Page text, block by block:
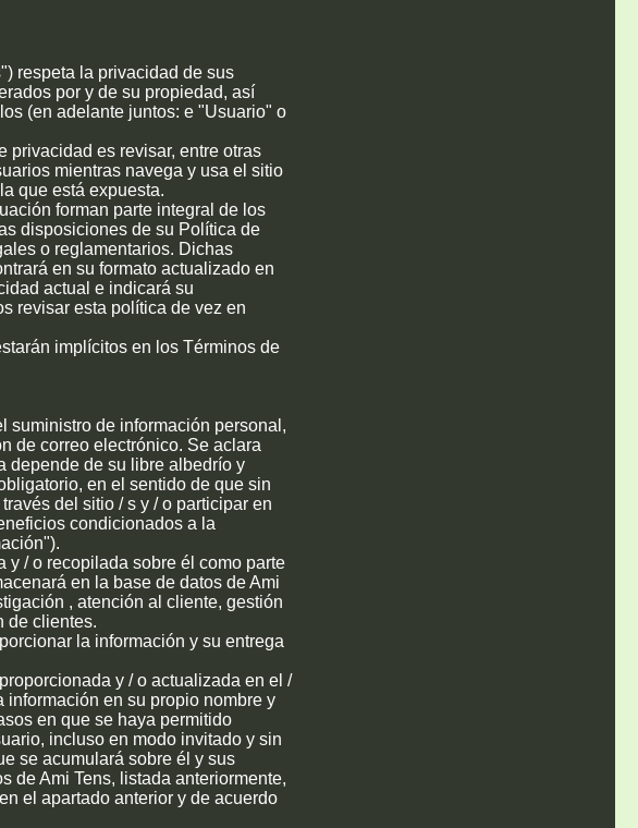
respeta la privacidad de sus
por y de su propiedad, así
(en adelante juntos: e "Usuario" o
privacidad es revisar, entre otras
mientras navega y usa el sitio
que está expuesta.
forman parte integral de los
disposiciones de su Política de
o reglamentarios. Dichas
en su formato actualizado en
actual e indicará su
revisar esta política de vez en
implícitos en los Términos de
suministro de información personal,
de correo electrónico. Se aclara
depende de su libre albedrío y
en el sentido de que sin
del sitio / s y / o participar en
condicionados a la
y / o recopilada sobre él como parte
en la base de datos de Ami
, atención al cliente, gestión
de clientes.
la información y su entrega
y / o actualizada en el /
información en su propio nombre y
en que se haya permitido
incluso en modo invitado y sin
se acumulará sobre él y sus
de Ami Tens, listada anteriormente,
el apartado anterior y de acuerdo